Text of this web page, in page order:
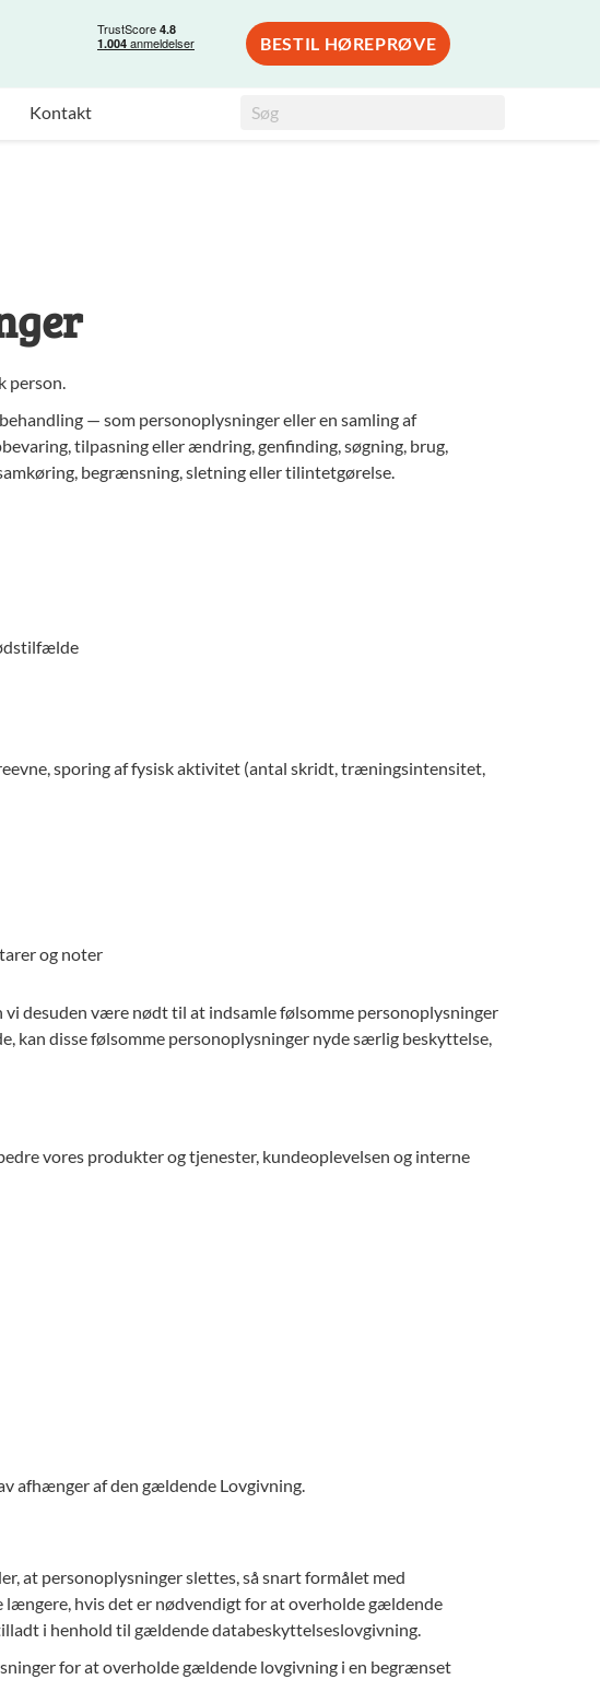
BESTIL HØREPRØVE
Kontakt Søg
person.
— som personoplysninger eller en samling af
tilpasning eller ændring, genfinding, søgning, brug,
begrænsning, sletning eller tilintetgørelse.
sporing af fysisk aktivitet (antal skridt, træningsintensitet,
og noter
vi desuden være nødt til at indsamle følsomme personoplysninger
kan disse følsomme personoplysninger nyde særlig beskyttelse,
vores produkter og tjenester, kundeoplevelsen og interne
afhænger af den gældende Lovgivning.
at personoplysninger slettes, så snart formålet med
hvis det er nødvendigt for at overholde gældende
i henhold til gældende databeskyttelseslovgivning.
for at overholde gældende lovgivning i en begrænset